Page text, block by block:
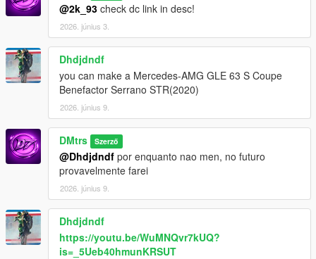
@2k_93 check dc link in desc!
2026. június 3.
Dhdjdndf
you can make a Mercedes-AMG GLE 63 S Coupe
Benefactor Serrano STR(2020)
2026. június 9.
DMtrs Szerző
@Dhdjdndf por enquanto nao men, no futuro
provavelmente farei
2026. június 9.
Dhdjdndf
https://youtu.be/WuMNQvr7kUQ?
is=_5Ueb40hmunKRSUT